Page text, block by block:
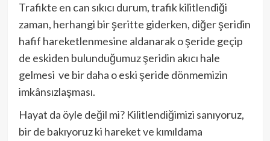
Trafikte en can sıkıcı durum, trafik kilitlendiği
zaman, herhangi bir şeritte giderken, diğer şeridin
hafif hareketlenmesine aldanarak o şeride geçip
de eskiden bulunduğumuz şeridin akıcı hale
gelmesi ve bir daha o eski şeride dönmemizin
imkânsızlaşması.
Hayat da öyle değil mi? Kilitlendiğimizi sanıyoruz,
bir de bakıyoruz ki hareket ve kımıldama